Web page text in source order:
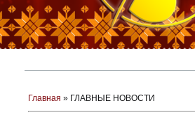
Главная » ГЛАВНЫЕ НОВОСТИ